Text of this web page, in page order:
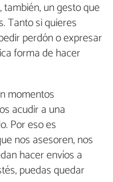
un gesto que
Tanto si quieres
perdón o expresar
forma de hacer
momentos
acudir a una
Por eso es
nos asesoren, nos
hacer envíos a
puedas quedar